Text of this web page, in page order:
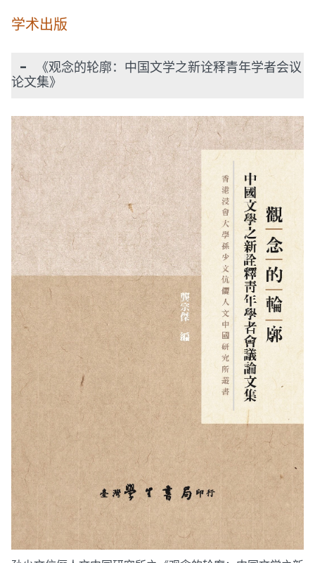
学术出版
- 《观念的轮廓：中国文学之新诠释青年学者会议
论文集》